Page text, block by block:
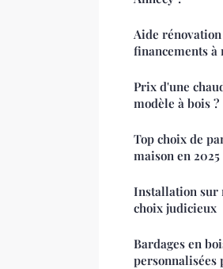
Aide
financements à
Prix d'une
modèle à bois ?
Top choix de
maison en 2025
Installation sur
choix judicieux
Bardages en
personnalisées